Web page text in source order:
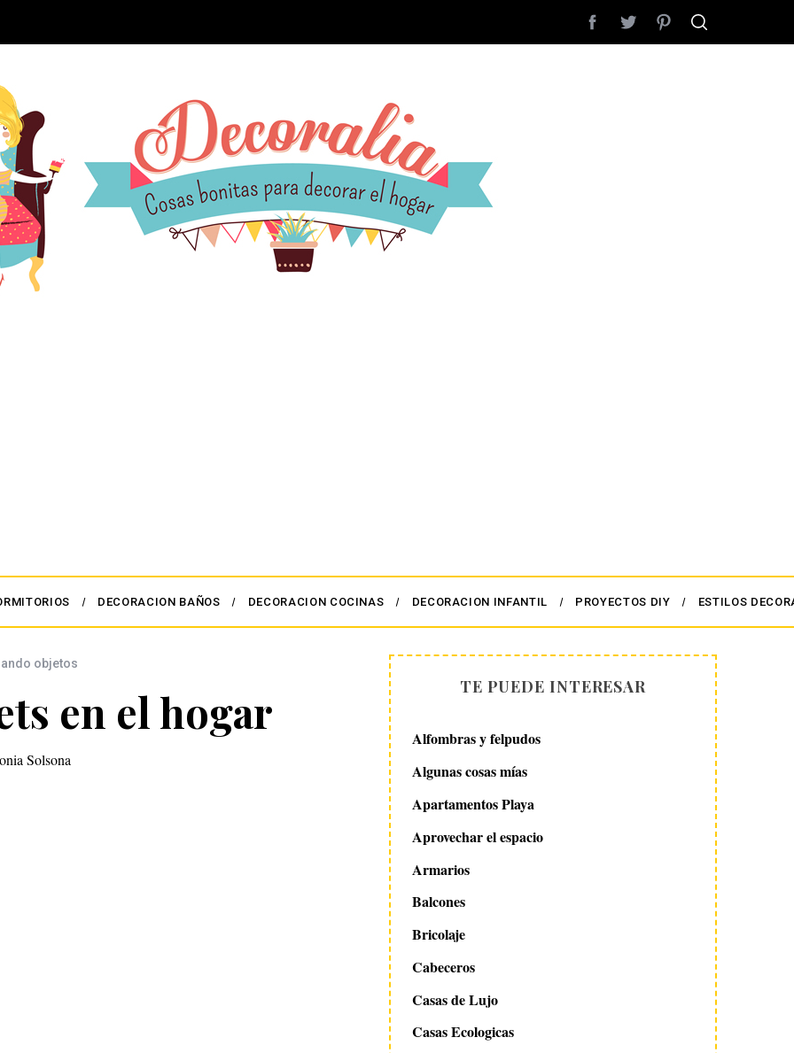
DECORACION BAÑOS DECORACION COCINAS DECORACION INFANTIL PROYECTOS DIY ESTILOS
objetos
en el hogar
Solsona
TE PUEDE INTERESAR
Alfombras y felpudos
Algunas cosas mías
Apartamentos Playa
Aprovechar el espacio
Armarios
Balcones
Bricolaje
Cabeceros
Casas de Lujo
Casas Ecologicas